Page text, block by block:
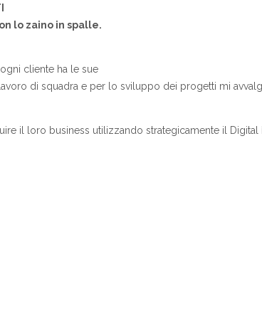
lo zaino in spalle.
cliente ha le sue
di squadra e per lo sviluppo dei progetti mi
il loro business utilizzando strategicamente il